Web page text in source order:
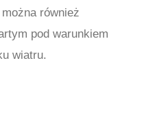
również
pod warunkiem
wiatru.